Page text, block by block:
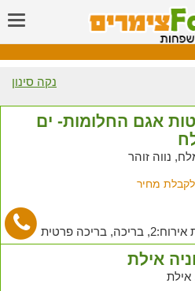
נקה סינון
אגם החלומות- ים
נווה זוהר
מחיר
בריכה, בריכה פרטית
אילת
אילת